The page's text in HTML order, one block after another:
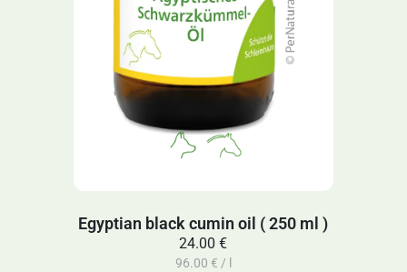
Egyptian black cumin oil ( 250 ml )
24.00 €
96.00 € / l